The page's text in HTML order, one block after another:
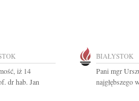
iż 14
dr hab. Jan
BIAŁYSTOK
Pani mgr
najgłębszego